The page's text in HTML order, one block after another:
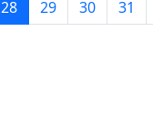
28 29 30 31